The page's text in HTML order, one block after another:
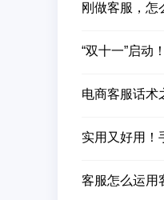
刚做客服，怎
“双十一”启动
电商客服话术
实用又好用！
客服怎么运用